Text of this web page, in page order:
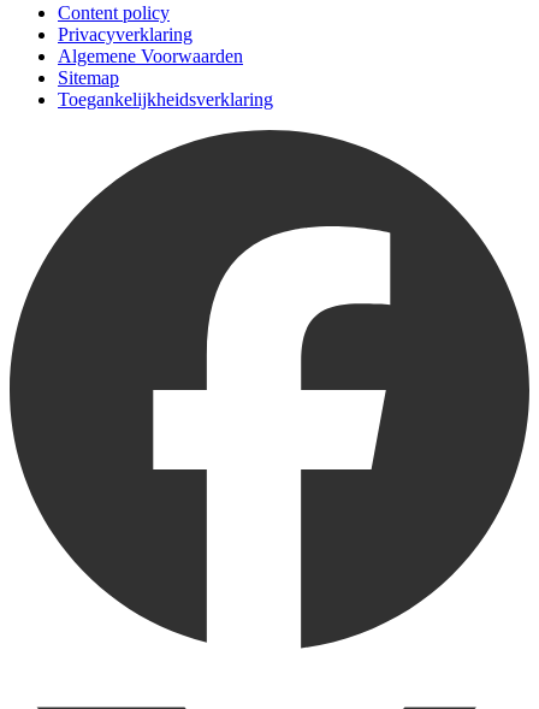
Content policy
Privacyverklaring
Algemene Voorwaarden
Sitemap
Toegankelijkheidsverklaring